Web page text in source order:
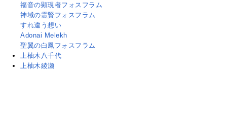
福音の顕現者フォスフラム
神域の霊賢フォスフラム
すれ違う想い
Adonai Melekh
聖翼の白鳳フォスフラム
上柚木八千代
上柚木綾瀬